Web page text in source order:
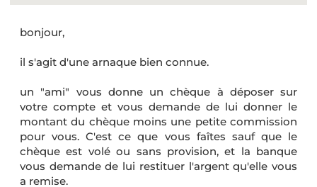
bonjour,
il s'agit d'une arnaque bien connue.
un "ami" vous donne un chèque à déposer sur
votre compte et vous demande de lui donner le
montant du chèque moins une petite commission
pour vous. C'est ce que vous faîtes sauf que le
chèque est volé ou sans provision, et la banque
vous demande de lui restituer l'argent qu'elle vous
a remise.